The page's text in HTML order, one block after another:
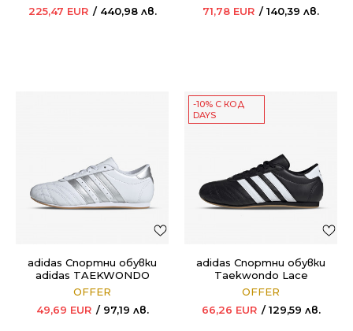
225,47 EUR 440,98 лв.
71,78 EUR 140,39 лв.
adidas Спортни обувки
adidas TAEKWONDO
LACE W
OFFER
49,69 EUR 97,19 лв.
-10% С КОД
DAYS
adidas Спортни обувки
Taekwondo Lace
OFFER
66,26 EUR 129,59 лв.